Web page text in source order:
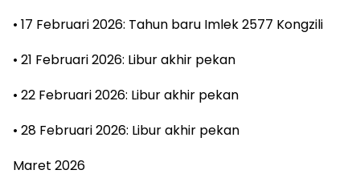
• 17 Februari 2026: Tahun baru Imlek 2577 Kongzili
• 21 Februari 2026: Libur akhir pekan
• 22 Februari 2026: Libur akhir pekan
• 28 Februari 2026: Libur akhir pekan
Maret 2026